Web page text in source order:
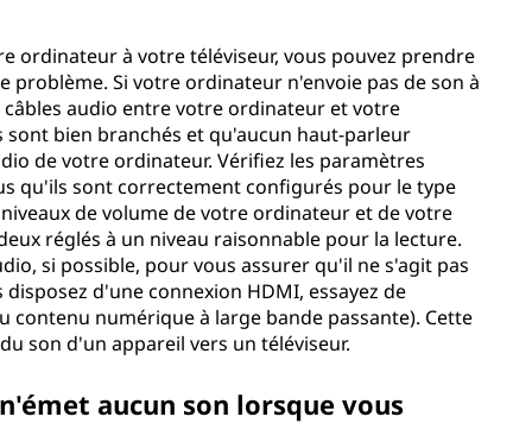
ordinateur à votre téléviseur, vous pouvez prendre
Si votre ordinateur n'envoie pas de son à
audio entre votre ordinateur et votre
sont bien branchés et qu'aucun haut-parleur
de votre ordinateur. Vérifiez les paramètres
qu'ils sont correctement configurés pour le type
de volume de votre ordinateur et de votre
réglés à un niveau raisonnable pour la lecture.
si possible, pour vous assurer qu'il ne s'agit pas
d'une connexion HDMI, essayez de
contenu numérique à large bande passante). Cette
son d'un appareil vers un téléviseur.
aucun son lorsque vous